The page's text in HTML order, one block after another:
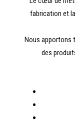
fabrication et
Nous apportons
des